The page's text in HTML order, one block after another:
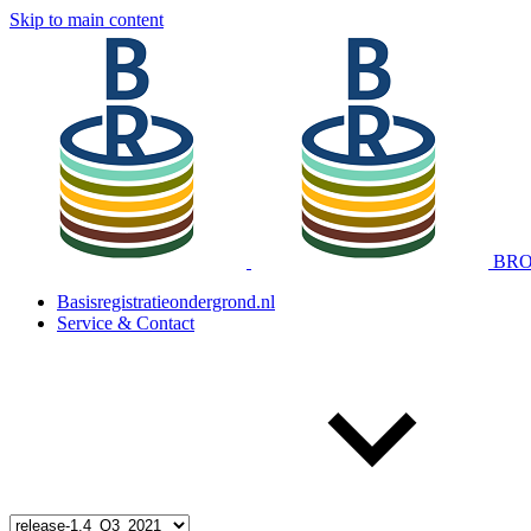
Skip to main content
Basisregistratieondergrond.nl
Service & Contact